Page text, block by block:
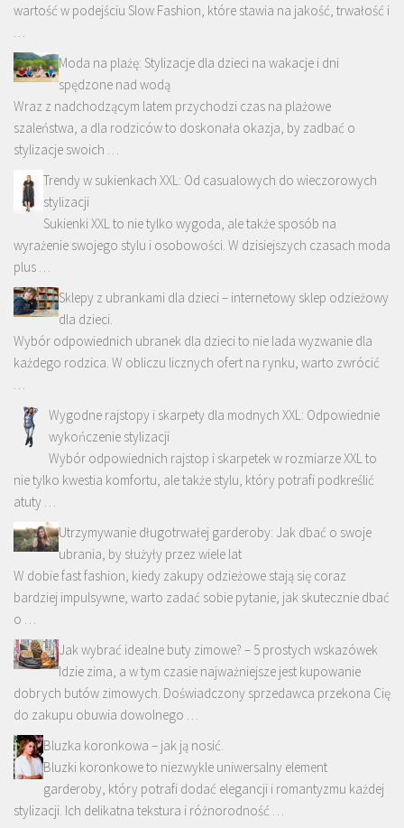
wartość w podejściu Slow Fashion, które stawia na jakość, trwałość i
Moda na plażę: Stylizacje dla dzieci na wakacje i dni
spędzone nad wodą
Wraz z nadchodzącym latem przychodzi czas na plażowe
szaleństwa, a dla rodziców to doskonała okazja, by zadbać o
stylizacje swoich …
Trendy w sukienkach XXL: Od casualowych do wieczorowych
stylizacji
Sukienki XXL to nie tylko wygoda, ale także sposób na
wyrażenie swojego stylu i osobowości. W dzisiejszych czasach moda
plus …
Sklepy z ubrankami dla dzieci – internetowy sklep odzieżowy
dla dzieci.
Wybór odpowiednich ubranek dla dzieci to nie lada wyzwanie dla
każdego rodzica. W obliczu licznych ofert na rynku, warto zwrócić
Wygodne rajstopy i skarpety dla modnych XXL: Odpowiednie
wykończenie stylizacji
Wybór odpowiednich rajstop i skarpetek w rozmiarze XXL to
nie tylko kwestia komfortu, ale także stylu, który potrafi podkreślić
atuty …
Utrzymywanie długotrwałej garderoby: Jak dbać o swoje
ubrania, by służyły przez wiele lat
W dobie fast fashion, kiedy zakupy odzieżowe stają się coraz
bardziej impulsywne, warto zadać sobie pytanie, jak skutecznie dbać
o …
Jak wybrać idealne buty zimowe? – 5 prostych wskazówek
Idzie zima, a w tym czasie najważniejsze jest kupowanie
dobrych butów zimowych. Doświadczony sprzedawca przekona Cię
do zakupu obuwia dowolnego …
Bluzka koronkowa – jak ją nosić.
Bluzki koronkowe to niezwykle uniwersalny element
garderoby, który potrafi dodać elegancji i romantyzmu każdej
stylizacji. Ich delikatna tekstura i różnorodność …